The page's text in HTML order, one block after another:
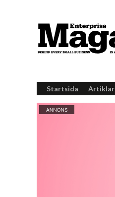
Startsida Artiklar